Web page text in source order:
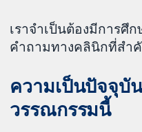
เราจำเป็นต้องมีการศึ
คำถามทางคลินิกที่สำ
ความเป็นปัจจุบั
วรรณกรรมนี้